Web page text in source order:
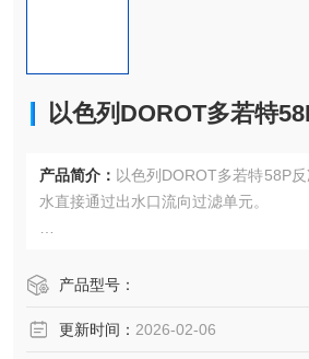
以色列DOROT多若特
产品简介： 以色列DOROT多若特58P反冲洗阀 过
水直接通过出水口流向过滤单元。
净水反向，清洗排出过滤单元。
产品型号：
更新时间： 2026-02-06